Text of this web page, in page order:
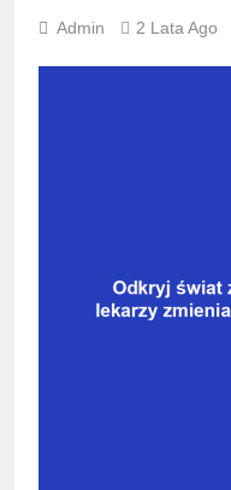
Admin 2 Lata Ago